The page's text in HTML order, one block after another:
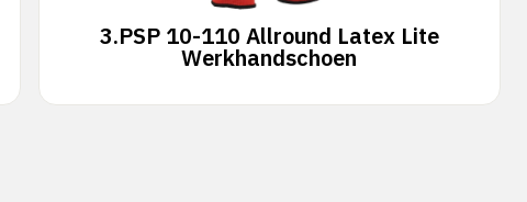
3.PSP 10-110 Allround Latex Lite
Werkhandschoen